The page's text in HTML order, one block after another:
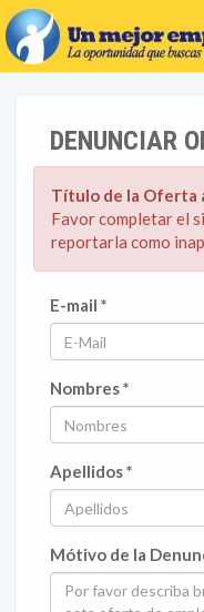
DENUNCIAR
Título de la Oferta
Favor completar el
reportarla como
E-mail *
Nombres *
Apellidos *
Mótivo de la